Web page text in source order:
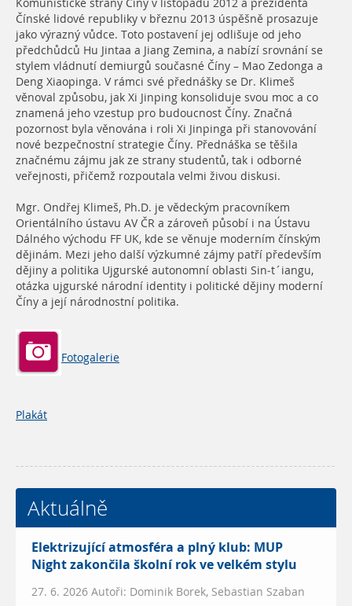
Komunistické strany Číny v listopadu 2012 a prezidenta
Čínské lidové republiky v březnu 2013 úspěšně prosazuje
jako výrazný vůdce. Toto postavení jej odlišuje od jeho
předchůdců Hu Jintaa a Jiang Zemina, a nabízí srovnání se
stylem vládnutí demiurgů současné Číny – Mao Zedonga a
Deng Xiaopinga. V rámci své přednášky se Dr. Klimeš
věnoval způsobu, jak Xi Jinping konsoliduje svou moc a co
znamená jeho vzestup pro budoucnost Číny. Značná
pozornost byla věnována i roli Xi Jinpinga při stanovování
nové bezpečnostní strategie Číny. Přednáška se těšila
značnému zájmu jak ze strany studentů, tak i odborné
veřejnosti, přičemž rozpoutala velmi živou diskusi.
Mgr. Ondřej Klimeš, Ph.D. je vědeckým pracovníkem
Orientálního ústavu AV ČR a zároveň působí i na Ústavu
Dálného východu FF UK, kde se věnuje moderním čínským
dějinám. Mezi jeho další výzkumné zájmy patří především
dějiny a politika Ujgurské autonomní oblasti Sin-t´iangu,
otázka ujgurské národní identity i politické dějiny moderní
Číny a její národnostní politika.
Fotogalerie
Plakát
Aktuálně
Elektrizující atmosféra a plný klub: MUP
Night zakončila školní rok ve velkém stylu
27. 6. 2026 Autoři: Dominik Borek, Sebastian Szaban